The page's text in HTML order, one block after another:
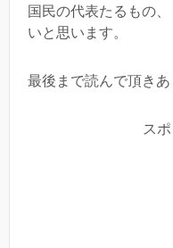
国民の代表たるもの
いと思います。
最後まで読んで頂きあ
ス